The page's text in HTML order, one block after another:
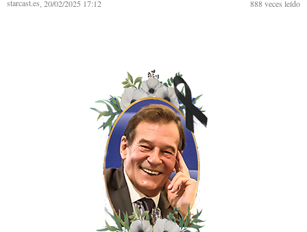
starcast.es , 20/02/2025 17:12 888veces leído